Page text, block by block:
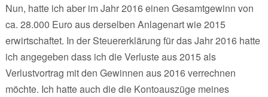
Nun, hatte ich aber im Jahr 2016 einen Gesamtgewinn von
ca. 28.000 Euro aus derselben Anlagenart wie 2015
erwirtschaftet. In der Steuererklärung für das Jahr 2016 hatte
ich angegeben dass ich die Verluste aus 2015 als
Verlustvortrag mit den Gewinnen aus 2016 verrechnen
möchte. Ich hatte auch die die Kontoauszüge meines